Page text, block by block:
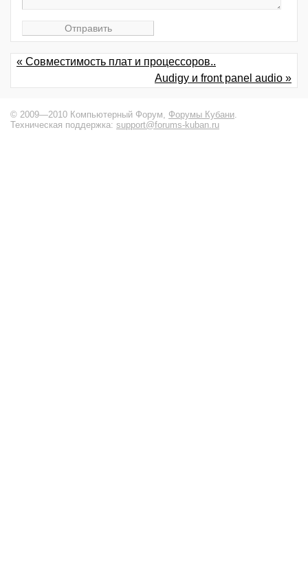
« Совместимость плат и процессоров..
Audigy и front panel audio »
© 2009—2010 Компьютерный Форум, Форумы Кубани
Техническая поддержка: support@forums-kuban.ru